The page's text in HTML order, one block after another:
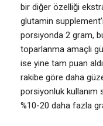
bir diğer özelliği
glutamin
porsiyonda 2 gram,
toparlanma amaçlı
ise yine tam puan
rakibe göre daha
porsiyonluk kullanım
%10-20 daha fazla